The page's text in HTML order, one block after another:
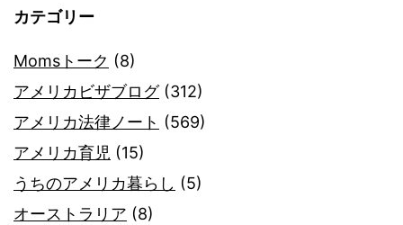
カテゴリー
Momsトーク (8)
アメリカビザブログ(312)
アメリカ法律ノート (569)
アメリカ育児 (15)
うちのアメリカ暮らし (5)
オーストラリア (8)